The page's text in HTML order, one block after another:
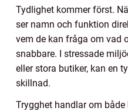
Tydlighet kommer först.
ser namn och funktion
vem de kan fråga om vad
snabbare. I stressade
eller stora butiker, kan en
skillnad.
Trygghet handlar om